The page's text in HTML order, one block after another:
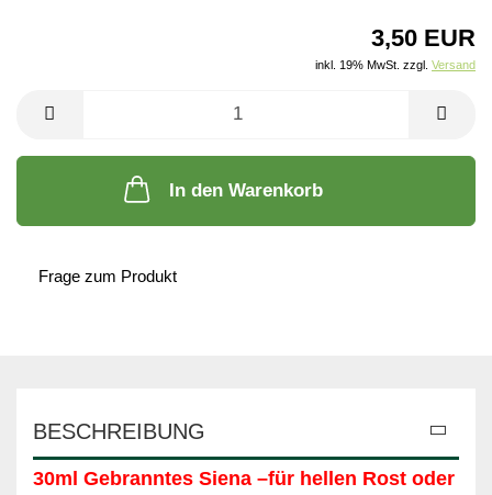
3,50 EUR
inkl. 19% MwSt. zzgl. Versand
In den Warenkorb
Frage zum Produkt
BESCHREIBUNG
30ml Gebranntes Siena –für hellen Rost oder